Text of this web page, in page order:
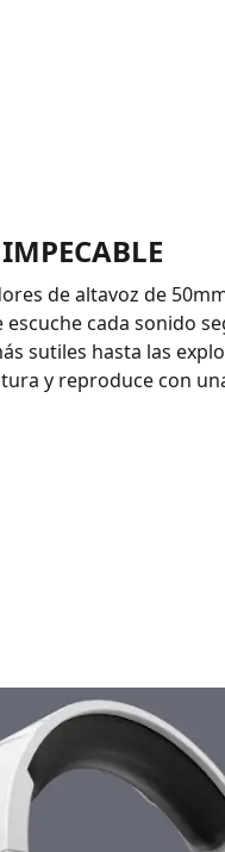
de altavoz de
escuche cada sonido
sutiles hasta las
y reproduce con